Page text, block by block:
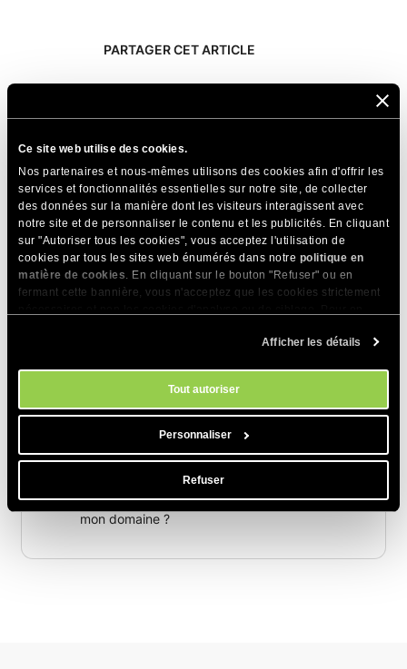
Ce site web utilise des cookies.
Nos partenaires et nous-mêmes utilisons des cookies afin d'offrir les
services et fonctionnalités essentielles sur notre site, de collecter
des données sur la manière dont les visiteurs interagissent avec
notre site et de personnaliser le contenu et les publicités. En cliquant
sur "Autoriser tous les cookies", vous acceptez l'utilisation de
cookies par tous les sites web énumérés dans notre politique en
matière de cookies . En cliquant sur le bouton "Refuser" ou en
fermant cette bannière, vous n'acceptez que les cookies strictement
. Vous pouvez gérer vos préférences
Afficher les détails
Tout autoriser
Personnaliser
Refuser
PARTAGER CET ARTICLE
Articles Connexes
Qu'est-ce qu'un enregistrement DMARC et
comment le configurer ?
Qu'est-ce qu'un enregistrement DNS SOA et
puis-je le modifier ?
Comprendre la propagation DNS et pourquoi
Qu'est-ce qu'un enregistrement PTR et
comment en ajouter un ?
Comment puis -je vérifier les serveurs DNS
actuels d'un domaine ?
Comment changer les serveurs de noms de
mon domaine ?